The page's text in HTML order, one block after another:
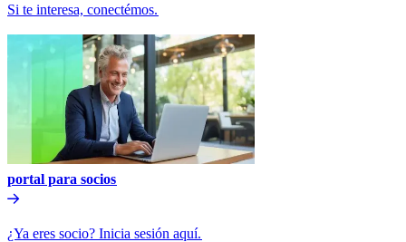
Si te interesa, conectémos.​​
portal para socios​​
¿Ya eres socio? Inicia sesión aquí.​​